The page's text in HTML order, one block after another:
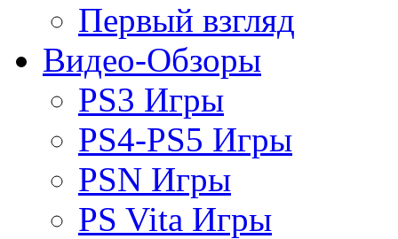
Первый взгляд
Видео-Обзоры
PS3 Игры
PS4-PS5 Игры
PSN Игры
PS Vita Игры